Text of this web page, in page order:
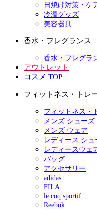
日焼け対策・ケ
冷温グッズ
美容器具
香水・フレグランス
香水・フレグラ
アウトレット
コスメ TOP
フィットネス・トレ
フィットネス・
メンズ シューズ
メンズ ウェア
レディース シュ
レディースウェ
バッグ
アクセサリー
adidas
FILA
le coq sportif
Reebok